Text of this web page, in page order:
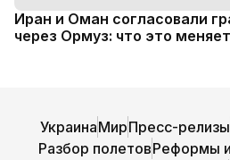
Иран и Оман согласовали
через Ормуз: что это меняет
УкраинаМирПресс-релизы
Разбор полетовРеформы